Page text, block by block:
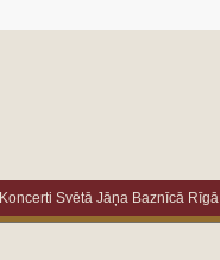
Koncerti Svētā Jāņa Baznīcā Rīgā